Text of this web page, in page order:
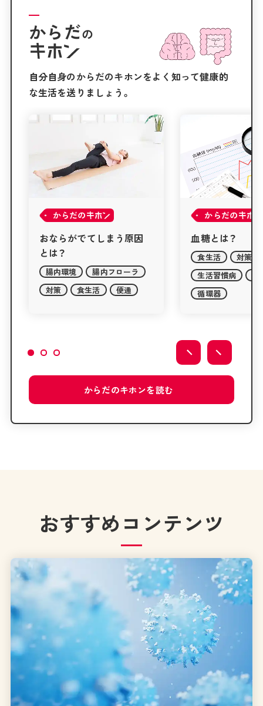
からだの
自分自身のからだのキホンをよく知って健康的
な生活を送りましょう。
からだの
血糖とは？
食生活
生活習慣病
血糖
循環器
からだの
乾燥肌・敏感肌
美容
対策
主に女性の悩み
からだのキホンを読む
おすすめコンテンツ